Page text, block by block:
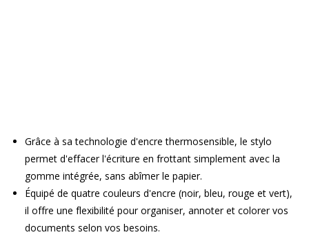
Grâce à sa technologie d'encre thermosensible, le stylo
permet d'effacer l'écriture en frottant simplement avec la
gomme intégrée, sans abîmer le papier.
Équipé de quatre couleurs d'encre (noir, bleu, rouge et vert),
il offre une flexibilité pour organiser, annoter et colorer vos
documents selon vos besoins.